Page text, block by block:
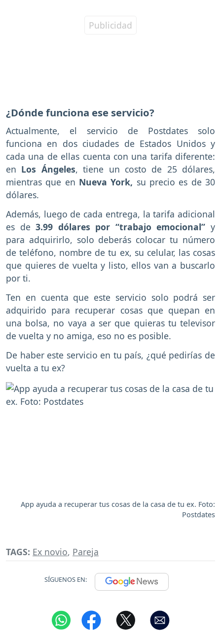
¿Dónde funciona ese servicio?
Actualmente, el servicio de Postdates solo
funciona en dos ciudades de Estados Unidos y
cada una de ellas cuenta con una tarifa diferente:
en Los Ángeles, tiene un costo de 25 dólares,
mientras que en Nueva York, su precio es de 30
dólares.
Además, luego de cada entrega, la tarifa adicional
es de3.99 dólares por “trabajo emocional” y
para adquirirlo, solo deberás colocar tu número
de teléfono, nombre de tu ex, su celular, las cosas
que quieres de vuelta y listo, ellos van a buscarlo
por ti.
Ten en cuenta que este servicio solo podrá ser
adquirido para recuperar cosas que quepan en
una bolsa, no vaya a ser que quieras tu televisor
de vuelta y no amiga, eso no es posible.
De haber este servicio en tu país, ¿qué pedirías de
vuelta a tu ex?
App ayuda a recuperar tus cosas de la casa de tu ex. Foto:
Postdates
TAGS: Ex novio, Pareja
SÍGUENOS EN: